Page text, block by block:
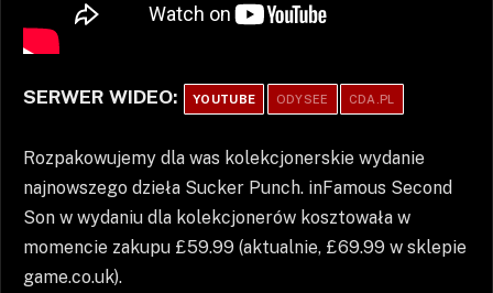
SERWER WIDEO: YOUTUBE ODYSEE CDA.PL
Rozpakowujemy dla was kolekcjonerskie wydanie
najnowszego dzieła Sucker Punch. inFamous Second
Son w wydaniu dla kolekcjonerów kosztowała w
momencie zakupu £59.99 (aktualnie, £69.99 w sklepie
game.co.uk).